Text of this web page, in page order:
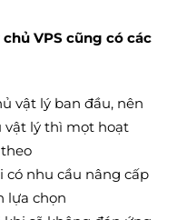
VPS cũng có các
vật lý ban đầu, nên
vật lý thì mọt hoạt
nhu cầu nâng cấp
lựa chọn